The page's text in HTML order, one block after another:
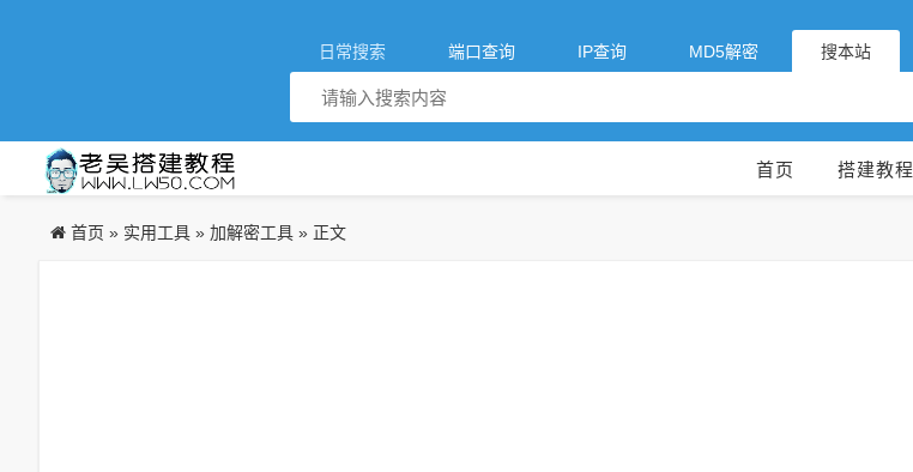
日常搜索 端口查询 IP查询 MD5解密 搜本站
首页 搭建教程
首页 » 实用工具 » 加解密工具 » 正文